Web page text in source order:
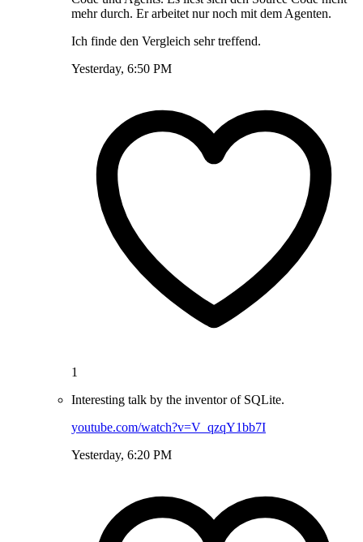
mehr durch. Er arbeitet nur noch mit dem Agenten.
Ich finde den Vergleich sehr treffend.
Yesterday, 6:50 PM
1
Interesting talk by the inventor of SQLite.
youtube.com/watch?v=V_qzqY1bb7I
Yesterday, 6:20 PM